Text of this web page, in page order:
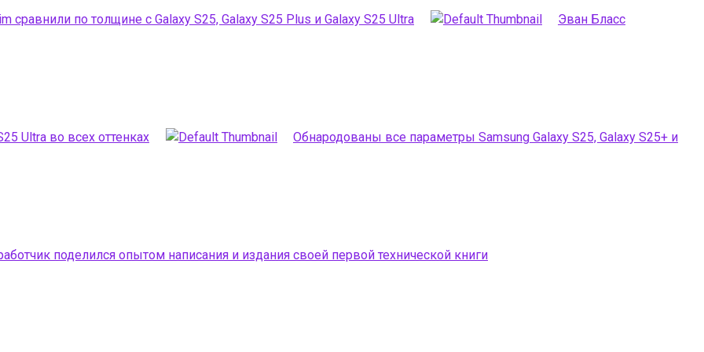
сравнили по толщине с Galaxy S25, Galaxy S25 Plus и Galaxy S25 Ultra Эван Бласс
Ultra во всех оттенках Обнародованы все параметры Samsung Galaxy S25, Galaxy S25+ и
поделился опытом написания и издания своей первой технической книги